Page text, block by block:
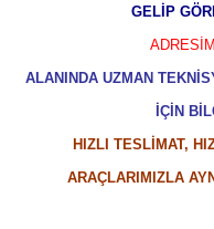
GELİP
ALANINDA UZMAN
İÇİN
HIZLI TESLİMAT,
ARAÇLARIMIZLA